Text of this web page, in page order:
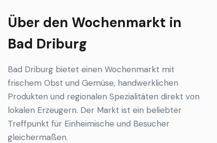
Über den Wochenmarkt in
Bad Driburg
Bad Driburg bietet einen Wochenmarkt mit
frischem Obst und Gemüse, handwerklichen
Produkten und regionalen Spezialitäten direkt von
lokalen Erzeugern. Der Markt ist ein beliebter
Treffpunkt für Einheimische und Besucher
gleichermaßen.